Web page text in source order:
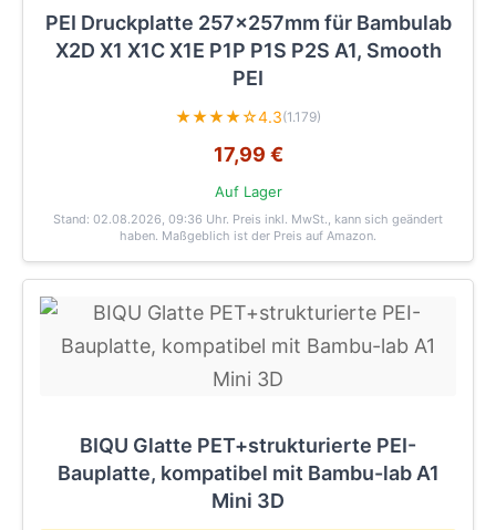
PEI Druckplatte 257x257mm für Bambulab
X2D X1 X1C X1E P1P P1S P2S A1, Smooth
PEI
★★★★☆4.3(1.179)
17,99 €
Auf Lager
Stand: 02.08.2026, 09:36 Uhr. Preis inkl. MwSt., kann sich geändert
haben. Maßgeblich ist der Preis auf Amazon.
BIQU Glatte PET+strukturierte PEI-
Bauplatte, kompatibel mit Bambu-lab A1
Mini 3D